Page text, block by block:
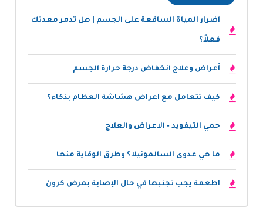
اضرار المياة الساقعة على الجسم | هل تدمر معدتك
فعلاً؟
أعراض وعلاج انخفاض درجة حرارة الجسم
كيف تتعامل مع اعراض هشاشة العظام بذكاء؟
حمي التيفويد - الاعراض والعلاج
ما هي عدوى السالمونيلا؟ وطرق الوقاية منها
اطعمة يجب تجنبها في حال الإصابة بمرض كرون